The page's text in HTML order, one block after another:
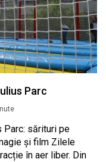
Parc
Parc: sărituri pe
și film Zilele
în aer liber. Din